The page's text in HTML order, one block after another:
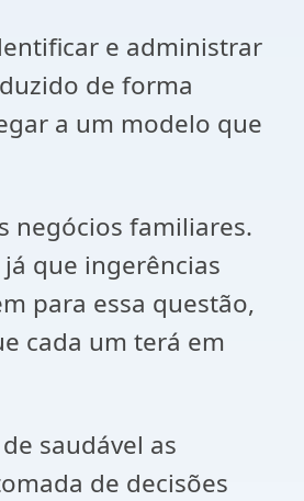
e administrar
de forma
a um modelo que
negócios familiares.
que ingerências
para essa questão,
cada um terá em
saudável as
de decisões